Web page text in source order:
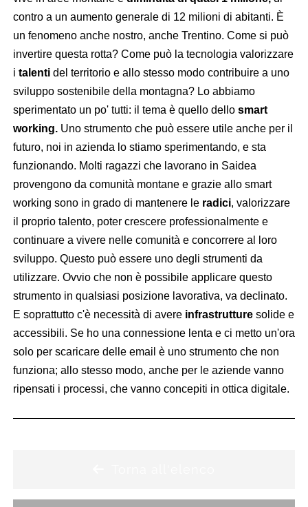
contro a un aumento generale di 12 milioni di abitanti. È
un fenomeno anche nostro, anche Trentino. Come si può
invertire questa rotta? Come può la tecnologia valorizzare
i talenti del territorio e allo stesso modo contribuire a uno
sviluppo sostenibile della montagna? Lo abbiamo
sperimentato un po' tutti: il tema è quello dello smart
working.Uno strumento che può essere utile anche per il
futuro, noi in azienda lo stiamo sperimentando, e sta
funzionando. Molti ragazzi che lavorano in Saidea
provengono da comunità montane e grazie allo smart
working sono in grado di mantenere le radici, valorizzare
il proprio talento, poter crescere professionalmente e
continuare a vivere nelle comunità e concorrere al loro
sviluppo. Questo può essere uno degli strumenti da
utilizzare. Ovvio che non è possibile applicare questo
strumento in qualsiasi posizione lavorativa, va declinato.
E soprattutto c'è necessità di avere infrastrutture solide e
accessibili. Se ho una connessione lenta e ci metto un'ora
solo per scaricare delle email è uno strumento che non
funziona; allo stesso modo, anche per le aziende vanno
ripensati i processi, che vanno concepiti in ottica digitale.